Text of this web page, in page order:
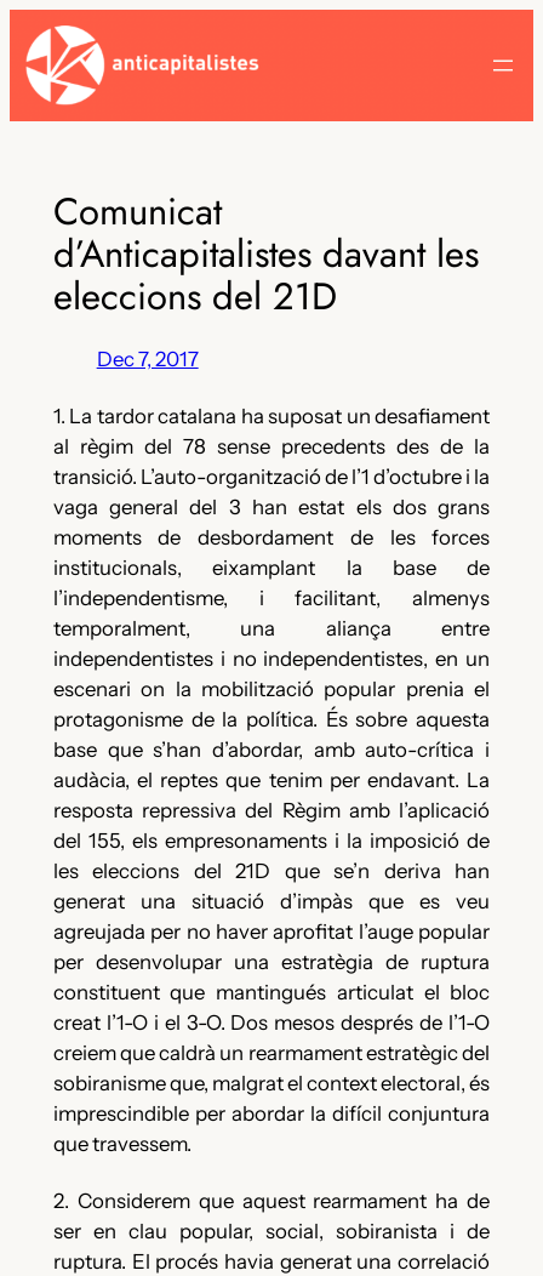
Skip
to
content
Comunicat
d’Anticapitalistes davant les
eleccions del 21D
Dec 7, 2017
1. La tardor catalana ha suposat un desafiament
al règim del 78 sense precedents des de la
transició. L’auto-organització de l’1 d’octubre i la
vaga general del 3 han estat els dos grans
moments de desbordament de les forces
institucionals, eixamplant la base de
l’independentisme, i facilitant, almenys
temporalment, una aliança entre
independentistes i no independentistes, en un
escenari on la mobilització popular prenia el
protagonisme de la política. És sobre aquesta
base que s’han d’abordar, amb auto-crítica i
audàcia, el reptes que tenim per endavant. La
resposta repressiva del Règim amb l’aplicació
del 155, els empresonaments i la imposició de
les eleccions del 21D que se’n deriva han
generat una situació d’impàs que es veu
agreujada per no haver aprofitat l’auge popular
per desenvolupar una estratègia de ruptura
constituent que mantingués articulat el bloc
creat l’1-O i el 3-O. Dos mesos després de l’1-O
creiem que caldrà un rearmament estratègic del
sobiranisme que, malgrat el context electoral, és
imprescindible per abordar la difícil conjuntura
que travessem.
2. Considerem que aquest rearmament ha de
ser en clau popular, social, sobiranista i de
ruptura. El procés havia generat una correlació